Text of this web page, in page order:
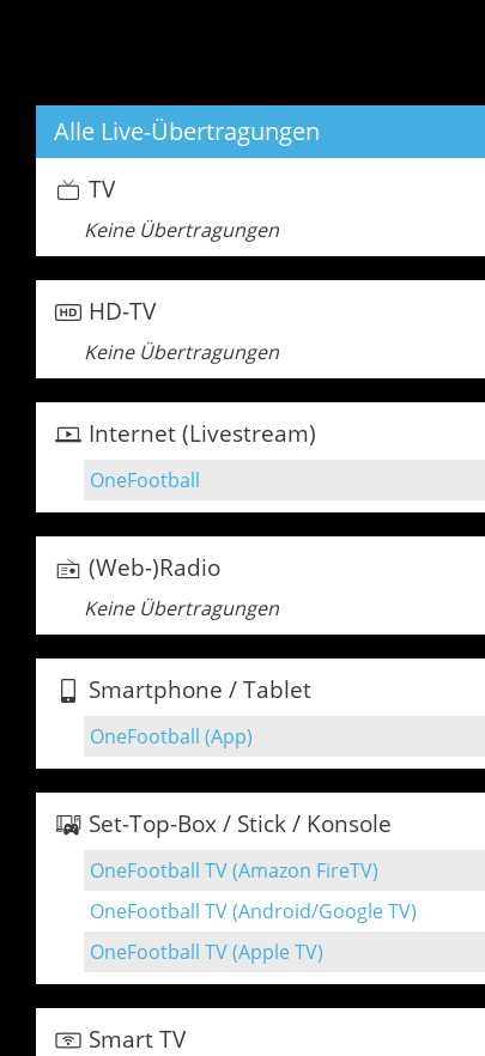
Alle Live-Übertragungen
TV
Keine Übertragungen
HD-TV
Keine Übertragungen
Internet (Livestream)
OneFootball
(Web-)Radio
Keine Übertragungen
Smartphone / Tablet
OneFootball (App)
Set-Top-Box / Stick / Konsole
OneFootball TV (Amazon FireTV)
OneFootball TV (Android/Google TV)
OneFootball TV (Apple TV)
Smart TV